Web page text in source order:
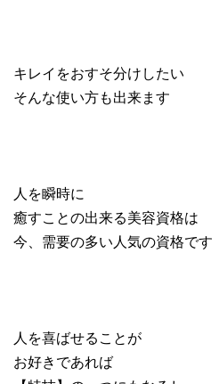
キレイをおすそ分けしたい
そんな使い方も出来ます
人を瞬時に
癒すことの出来る美容資格は
今、需要の多い人気の資格です
人を喜ばせることが
お好きであれば